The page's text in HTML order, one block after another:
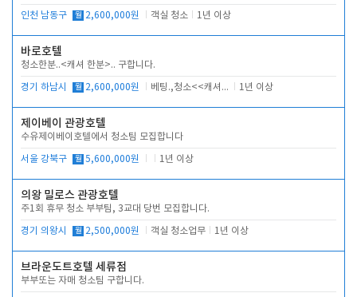
인천 남동구 월 2,600,000원 객실 청소 1년 이상
바로호텔
청소한분..<캐셔 한분>.. 구합니다.
경기 하남시 월 2,600,000원 베팅.,청소<<캐셔 모셔봅니다. 1년 이상
제이베이 관광호텔
수유제이베이호텔에서 청소팀 모집합니다
서울 강북구 월 5,600,000원 1년 이상
의왕 밀로스 관광호텔
주1회 휴무 청소 부부팀, 3교대 당번 모집합니다.
경기 의왕시 월 2,500,000원 객실 청소업무 1년 이상
브라운도트호텔 세류점
부부또는 자매 청소팀 구합니다.